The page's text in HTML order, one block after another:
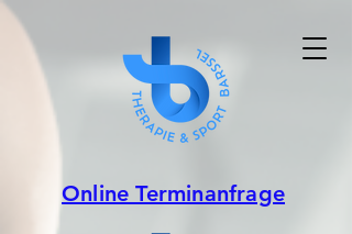
Online Terminanfrage